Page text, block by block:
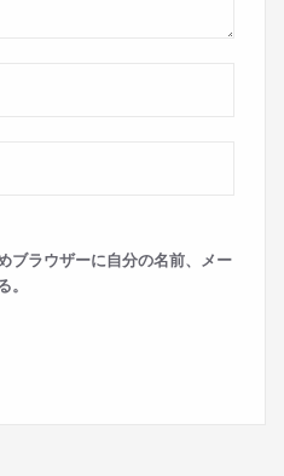
ブラウザーに自分の名前、メー